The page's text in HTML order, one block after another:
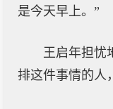
是今天早上。”
王启年担忧
排这件事情的人